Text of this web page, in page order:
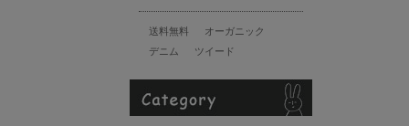
送料無料
オーガニック
デニム
ツイード